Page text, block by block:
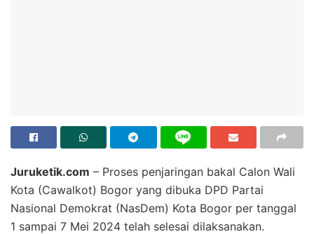
Juruketik.com – Proses penjaringan bakal Calon Wali
Kota (Cawalkot) Bogor yang dibuka DPD Partai
Nasional Demokrat (NasDem) Kota Bogor per tanggal
1 sampai 7 Mei 2024 telah selesai dilaksanakan.